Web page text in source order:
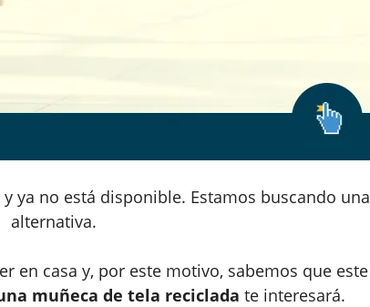
ya no está disponible. Estamos buscando una
alternativa.
en casa y, por este motivo, sabemos que este
muñeca de tela reciclada te interesará.